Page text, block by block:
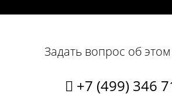
Задать вопрос об
+7 (499) 346